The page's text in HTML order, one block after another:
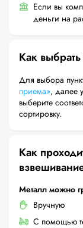
Если вы
деньги на
Как
Для выбора
приема», далее
выберите соответсвующие услуги и интересующую Вас
сортировку.
Как
Металл можно
Вручную
С помощью